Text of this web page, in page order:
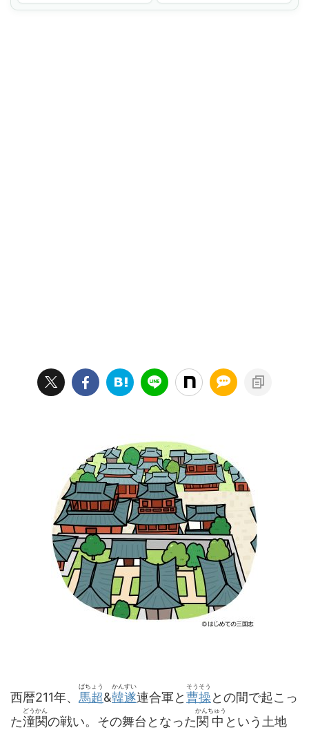
西暦211年、 馬超
ばちょう
&韓遂
かんすい
連合軍と曹操
そうそう
との間で起こっ
た潼関
どうかん
の戦い。その舞台となった関中
かんちゅう
という土地